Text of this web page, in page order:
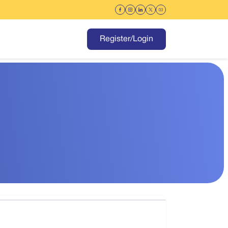
Register/Login